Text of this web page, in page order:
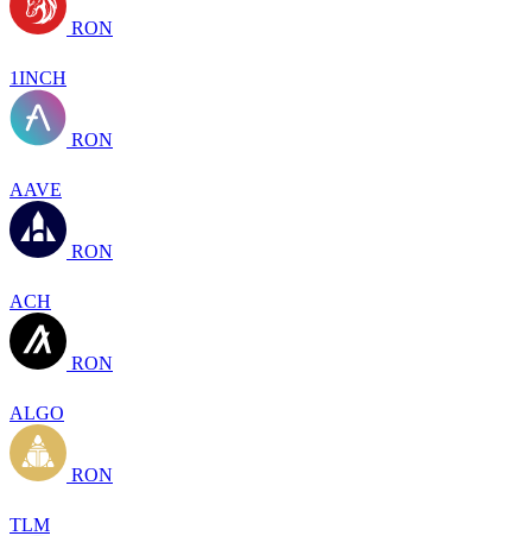
RON
1INCH
RON
AAVE
RON
ACH
RON
ALGO
RON
TLM